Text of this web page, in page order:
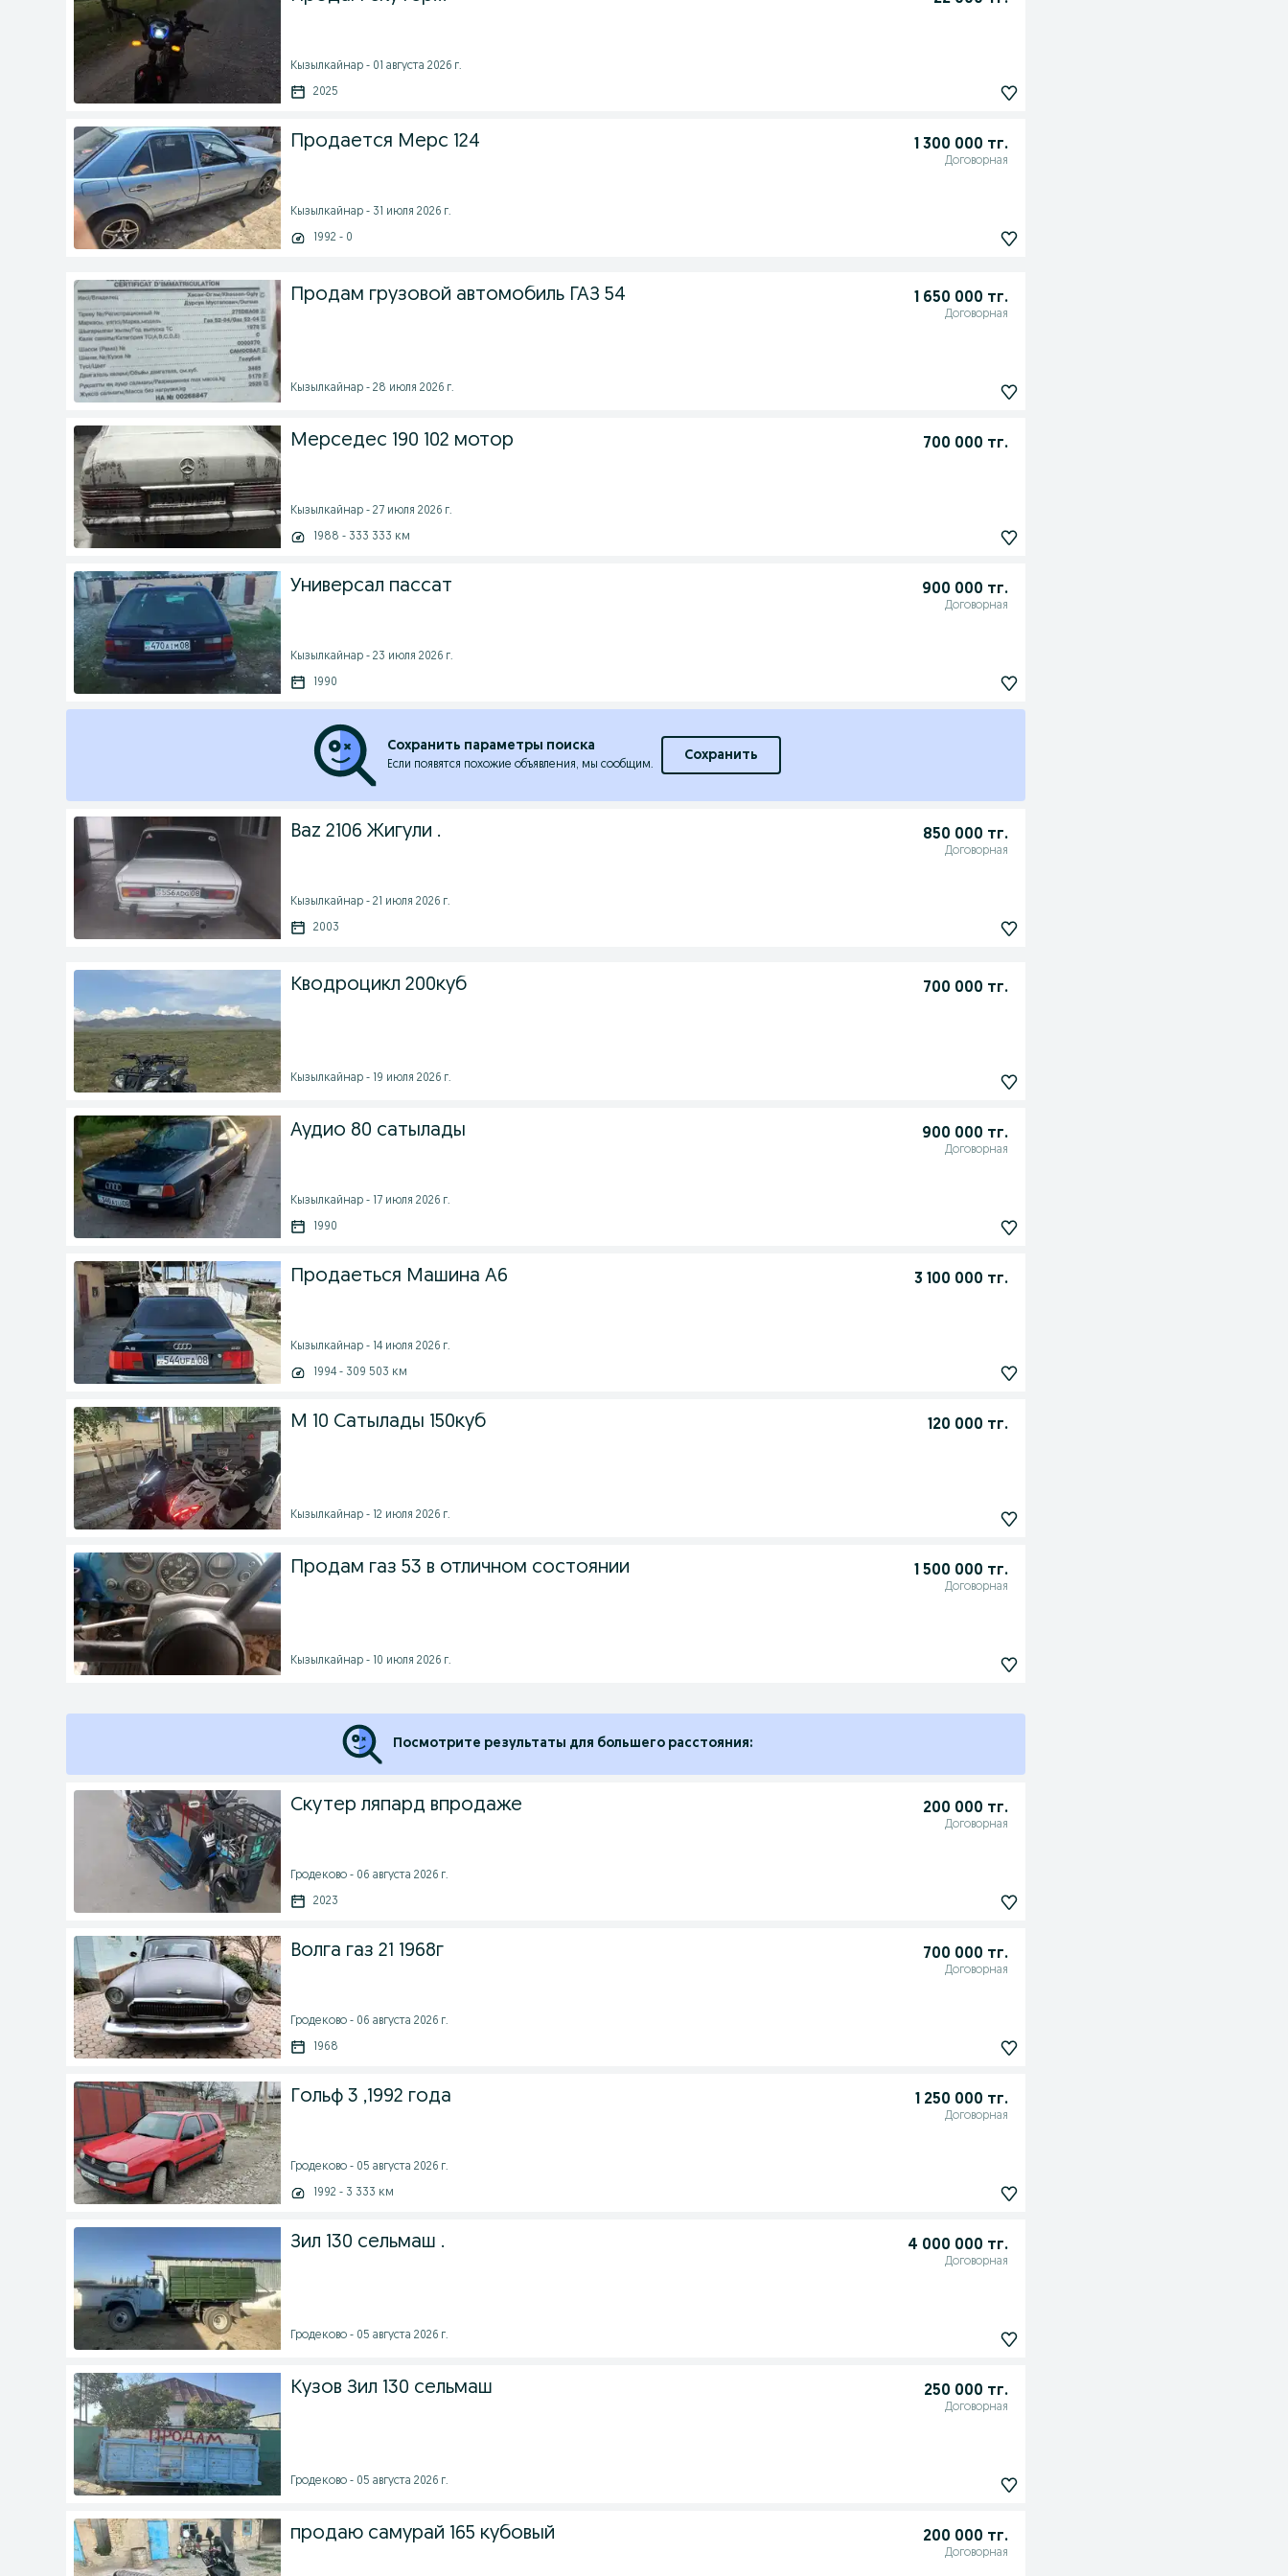
Кызылкайнар - 01 августа 2026 г.
2025
Продается Мерс 124 1 300 000 тг.
Договорная
Кызылкайнар - 31 июля 2026 г.
1992 - 0
Продам грузовой автомобиль ГАЗ 54 1 650 000 тг.
Договорная
Кызылкайнар - 28 июля 2026 г.
Мерседес 190 102 мотор 700 000 тг.
Кызылкайнар - 27 июля 2026 г.
1988 - 333 333 км
Универсал пассат 900 000 тг.
Договорная
Кызылкайнар - 23 июля 2026 г.
1990
Сохранить параметры поиска
Если появятся похожие объявления, мы сообщим.
Сохранить
Baz 2106 Жигули . 850 000 тг.
Договорная
Кызылкайнар - 21 июля 2026 г.
2003
Кводроцикл 200куб 700 000 тг.
Кызылкайнар - 19 июля 2026 г.
Аудио 80 сатылады 900 000 тг.
Договорная
Кызылкайнар - 17 июля 2026 г.
1990
Продаеться Машина А6 3 100 000 тг.
Кызылкайнар - 14 июля 2026 г.
1994 - 309 503 км
М 10 Сатылады 150куб 120 000 тг.
Кызылкайнар - 12 июля 2026 г.
Продам газ 53 в отличном состоянии 1 500 000 тг.
Договорная
Кызылкайнар - 10 июля 2026 г.
Посмотрите результаты для большего расстояния:
Скутер ляпард впродаже 200 000 тг.
Договорная
Гродеково - 06 августа 2026 г.
2023
Волга газ 21 1968г 700 000 тг.
Договорная
Гродеково - 06 августа 2026 г.
1968
Гольф 3 ,1992 года 1 250 000 тг.
Договорная
Гродеково - 05 августа 2026 г.
1992 - 3 333 км
Зил 130 сельмаш . 4 000 000 тг.
Договорная
Гродеково - 05 августа 2026 г.
Кузов Зил 130 сельмаш 250 000 тг.
Договорная
Гродеково - 05 августа 2026 г.
продаю самурай 165 кубовый 200 000 тг.
Договорная